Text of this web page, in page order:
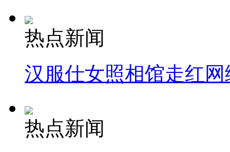
热点新闻
汉服仕女照相馆走红网
热点新闻